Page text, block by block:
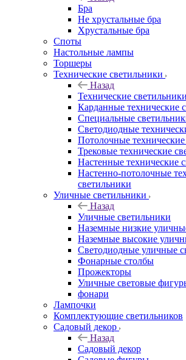
Бра
Не хрустальные бра
Хрустальные бра
Споты
Настольные лампы
Торшеры
Технические светильники
Назад
Технические светильники
Карданные технические
Специальные
Светодиодные
Потолочные
Трековые технические
Настенные технические
Настенно-потолочные
светильники
Уличные светильники
Назад
Уличные светильники
Наземные низкие
Наземные высокие
Светодиодные уличные
Фонарные столбы
Прожекторы
Уличные световые
фонари
Лампочки
Комплектующие светильников
Садовый декор
Назад
Садовый декор